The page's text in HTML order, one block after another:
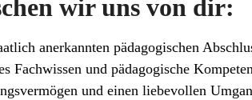
wir uns von dir:
anerkannten pädagogischen
Fachwissen und pädagogische
und einen liebevollen